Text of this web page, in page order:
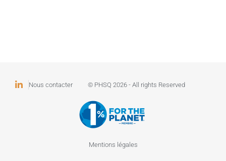
Nous contacter © PHSQ 2026 - All rights Reserved
Mentions légales